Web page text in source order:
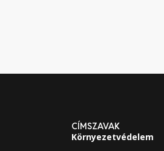
CÍMSZAVAK
Környezetvédelem